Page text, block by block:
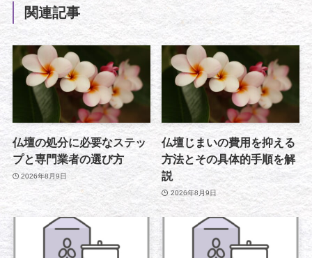
関連記事
仏壇の処分に必要なステッ
プと専門業者の選び方
2026年8月9日
仏壇じまいの費用を抑える
方法とその具体的手順を解
説
2026年8月9日